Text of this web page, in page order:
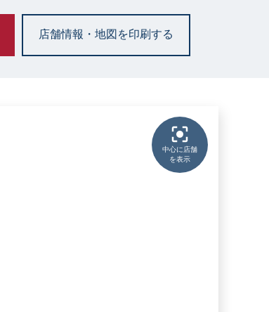
店舗情報・地図を印刷する
中心に店舗
を表示